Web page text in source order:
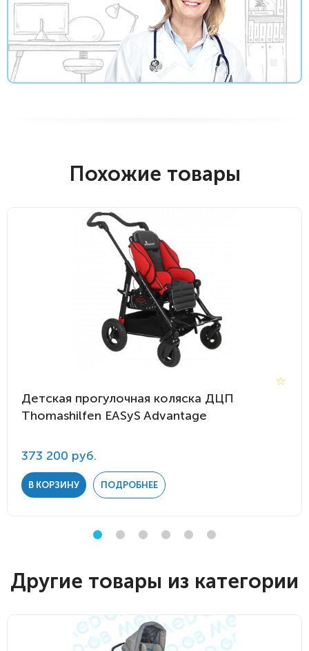
Похожие товары
Детская прогулочная коляска ДЦП
Thomashilfen EASyS Advantage
373 200 руб.
В КОРЗИНУ ПОДРОБНЕЕ
Другие товары из категории